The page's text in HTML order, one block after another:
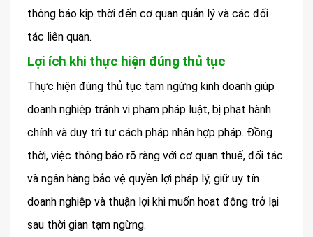
thông báo kịp thời đến cơ quan quản lý và các đối
tác liên quan.
Lợi ích khi thực hiện đúng thủ tục
Thực hiện đúng thủ tục tạm ngừng kinh doanh giúp
doanh nghiệp tránh vi phạm pháp luật, bị phạt hành
chính và duy trì tư cách pháp nhân hợp pháp. Đồng
thời, việc thông báo rõ ràng với cơ quan thuế, đối tác
và ngân hàng bảo vệ quyền lợi pháp lý, giữ uy tín
doanh nghiệp và thuận lợi khi muốn hoạt động trở lại
sau thời gian tạm ngừng.